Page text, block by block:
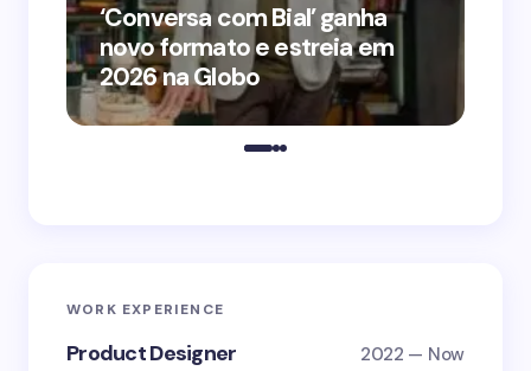
‘Conversa com Bial’ ganha
novo formato e estreia em
2026 na Globo
WORK EXPERIENCE
Product Designer 2022 — Now